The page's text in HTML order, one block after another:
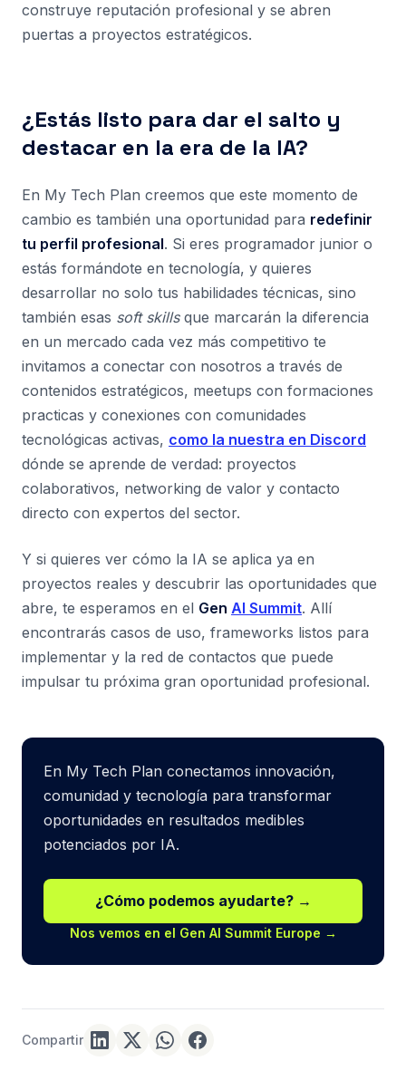
construye reputación profesional y se abren
puertas a proyectos estratégicos.
¿Estás listo para dar el salto y
destacar en la era de la IA?
En My Tech Plan creemos que este momento de
cambio es también una oportunidad para redefinir
tu perfil profesional. Si eres programador junior o
estás formándote en tecnología, y quieres
desarrollar no solo tus habilidades técnicas, sino
también esas soft skillsque marcarán la diferencia
en un mercado cada vez más competitivo te
invitamos a conectar con nosotros a través de
contenidos estratégicos, meetups con formaciones
practicas y conexiones con comunidades
tecnológicas activas, como la nuestra en Discord
dónde se aprende de verdad: proyectos
colaborativos, networking de valor y contacto
directo con expertos del sector.
Y si quieres ver cómo la IA se aplica ya en
proyectos reales y descubrir las oportunidades que
abre, te esperamos en el Gen AI Summit. Allí
encontrarás casos de uso, frameworks listos para
implementar y la red de contactos que puede
impulsar tu próxima gran oportunidad profesional.
En My Tech Plan conectamos innovación,
comunidad y tecnología para transformar
oportunidades en resultados medibles
potenciados por IA.
¿Cómo podemos ayudarte? →
Nos vemos en el Gen AI Summit Europe →
Compartir